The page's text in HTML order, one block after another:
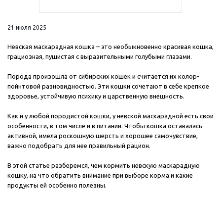
21 июля 2025
Невская маскарадная кошка – это необыкновенно красивая кошка,
грациозная, пушистая с выразительными голубыми глазами.
Порода произошла от сибирских кошек и считается их колор-
пойнтовой разновидностью. Эти кошки сочетают в себе крепкое
здоровье, устойчивую психику и царственную внешность.
Как и у любой породистой кошки, у невской маскарадной есть свои
особенности, в том числе и в питании. Чтобы кошка оставалась
активной, имела роскошную шерсть и хорошее самочувствие,
важно подобрать для нее правильный рацион.
В этой статье разберемся, чем кормить невскую маскарадную
кошку, на что обратить внимание при выборе корма и какие
продукты ей особенно полезны.